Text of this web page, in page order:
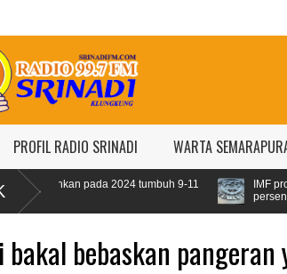
PROFIL RADIO SRINADI WARTA
2024 tumbuh 9-11
IMF proyeksi
bakal bebaskan